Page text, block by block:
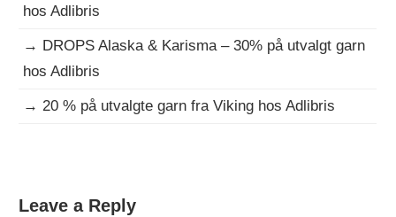
hos Adlibris
→ DROPS Alaska & Karisma – 30% på utvalgt garn
hos Adlibris
→ 20 % på utvalgte garn fra Viking hos Adlibris
GRATISOPPSKRIFT
Leave a Reply